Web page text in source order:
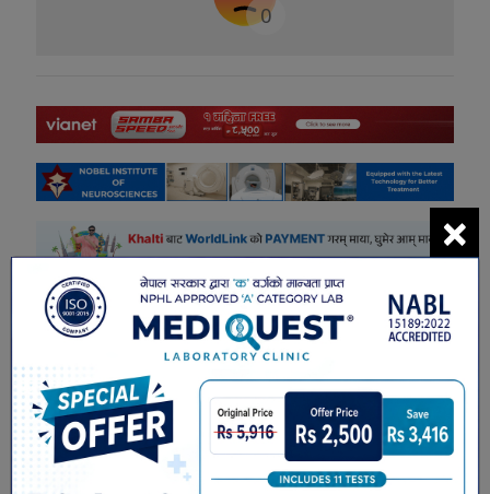
0
सम्बंधित खबरहरु
×